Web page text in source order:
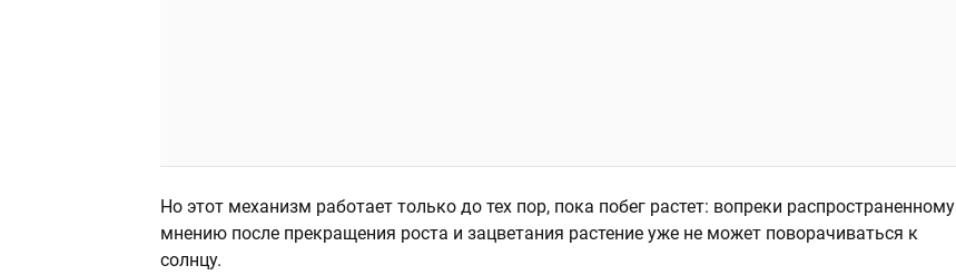
Но этот механизм работает только до тех пор, пока побег растет: вопреки распространенному
мнению после прекращения роста и зацветания растение уже не может поворачиваться к
солнцу.